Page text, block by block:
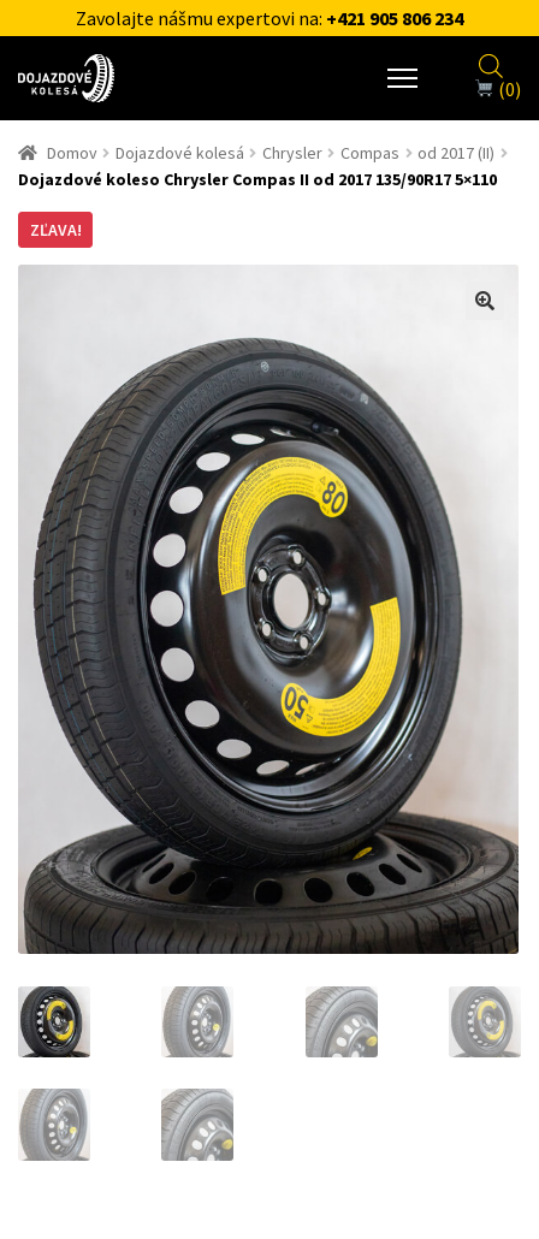
Zavolajte nášmu expertovi na: +421 905 806 234
(0)
Domov Dojazdové kolesá Chrysler Compas
od 2017 (II)
Dojazdové koleso Chrysler Compas II od 2017 135/90R17 5×110
ZĽAVA!